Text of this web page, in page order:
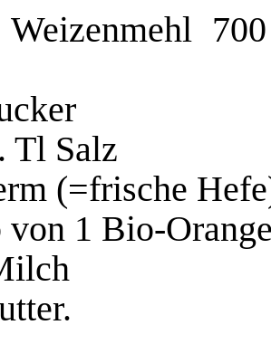
Tl Salz
(=frische
1 Bio-